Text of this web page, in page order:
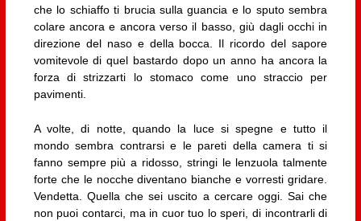
che lo schiaffo ti brucia sulla guancia e lo sputo sembra
colare ancora e ancora verso il basso, giù dagli occhi in
direzione del naso e della bocca. Il ricordo del sapore
vomitevole di quel bastardo dopo un anno ha ancora la
forza di strizzarti lo stomaco come uno straccio per
pavimenti.
A volte, di notte, quando la luce si spegne e tutto il
mondo sembra contrarsi e le pareti della camera ti si
fanno sempre più a ridosso, stringi le lenzuola talmente
forte che le nocche diventano bianche e vorresti gridare.
Vendetta. Quella che sei uscito a cercare oggi. Sai che
non puoi contarci, ma in cuor tuo lo speri, di incontrarli di